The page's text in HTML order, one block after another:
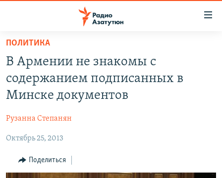
Перейти
основному
содержанию
Перейти
основной
навигации
Перейти
поиску
НОВОСТИ
ПОЛИТИКА
ЭКОНОМИКА
РЕГИОН
НАГОРНЫЙ КАРАБАХ
ПОЛИТИКА
В Армении не знакомы с
содержанием подписанных в
Минске документов
Рузанна Степанян
Октябрь 25, 2013
Поделиться